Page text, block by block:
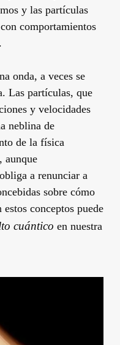
y las partículas
comportamientos
onda, a veces se
Las partículas, que
y velocidades
neblina de
de la física
aunque
a renunciar a
sobre cómo
conceptos puede
cuántico en nuestra